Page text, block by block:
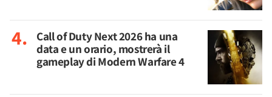
Call of Duty Next 2026 ha una
data e un orario, mostrerà il
gameplay di Modern Warfare 4